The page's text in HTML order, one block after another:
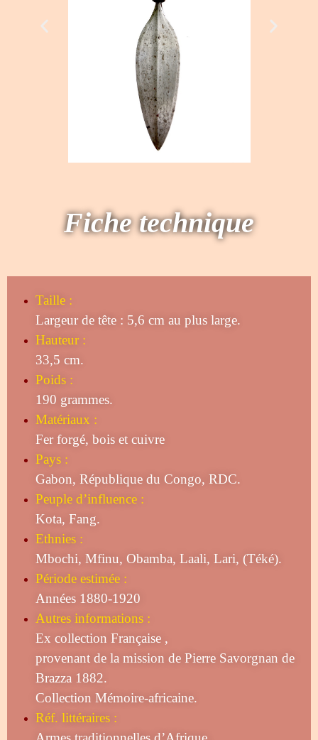
Fiche technique
Taille :
Largeur de tête : 5,6 cm au plus large.
Hauteur :
33,5 cm.
Poids :
190 grammes.
Matériaux :
Fer forgé, bois et cuivre
Pays :
Gabon, République du Congo, RDC.
Peuple d’influence :
Kota, Fang.
Ethnies :
Mbochi, Mfinu, Obamba, Laali, Lari, (Téké).
Période estimée :
Années 1880-1920
Autres informations :
Ex collection Française ,
provenant de la mission de Pierre Savorgnan de
Brazza 1882.
Collection Mémoire-africaine.
Réf. littéraires :